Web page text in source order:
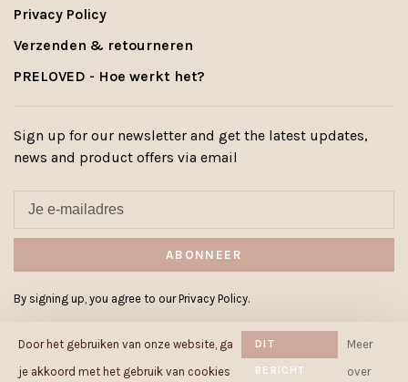
Privacy Policy
Verzenden & retourneren
PRELOVED - Hoe werkt het?
Sign up for our newsletter and get the latest updates,
news and product offers via email
ABONNEER
By signing up, you agree to our Privacy Policy.
Door het gebruiken van onze website, ga
je akkoord met het gebruik van cookies
DIT
BERICHT
Meer
over